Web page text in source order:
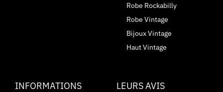
Robe Rockabilly
Robe Vintage
Bijoux Vintage
Haut Vintage
INFORMATIONS LEURS AVIS